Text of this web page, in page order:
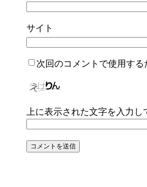
サイト
次回のコメントで使用す
上に表示された文字を入力し